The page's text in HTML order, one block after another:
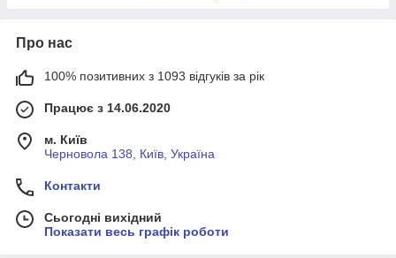
Про нас
100% позитивних з 1093 відгуків за рік
Працює з 14.06.2020
м. Київ
Черновола 138, Київ, Україна
Контакти
Сьогодні вихідний
Показати весь графік роботи